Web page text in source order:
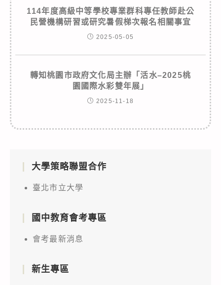
114年度高級中等學校專業群科專任教師赴公
民營機構研習或研究暑假梯次報名相關事宜
2025-05-05
轉知桃園市政府文化局主辦「活水–2025桃
園國際水彩雙年展」
2025-11-18
大學策略聯盟合作
臺北市立大學
國中教育會考專區
會考最新消息
新生專區